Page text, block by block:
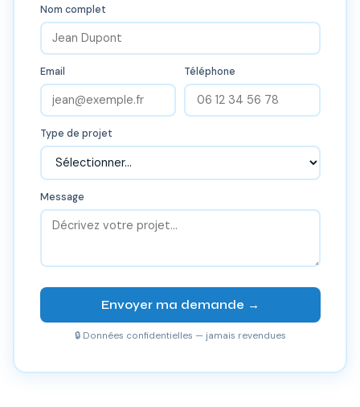
Nom complet
Email Téléphone
Type de projet
Message
Envoyer ma demande →
🔒 Données confidentielles — jamais revendues